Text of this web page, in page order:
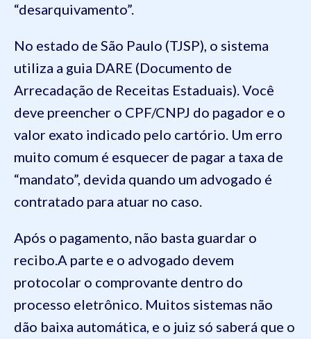
“desarquivamento”.
No estado de São Paulo (TJSP), o sistema
utiliza a guia DARE (Documento de
Arrecadação de Receitas Estaduais). Você
deve preencher o CPF/CNPJ do pagador e o
valor exato indicado pelo cartório. Um erro
muito comum é esquecer de pagar a taxa de
“mandato”, devida quando um advogado é
contratado para atuar no caso.
Após o pagamento, não basta guardar o
recibo.A parte e o advogado devem
protocolar o comprovante dentro do
processo eletrônico. Muitos sistemas não
dão baixa automática, e o juiz só saberá que o